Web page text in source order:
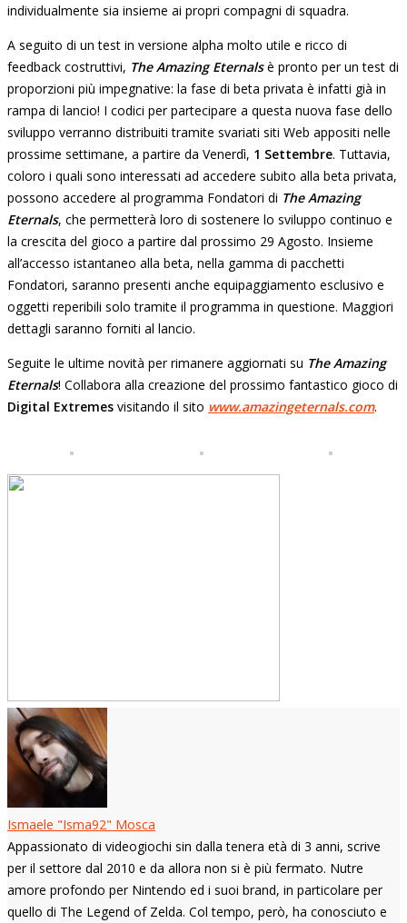
individualmente sia insieme ai propri compagni di squadra.
A seguito di un test in versione alpha molto utile e ricco di
feedback costruttivi, The Amazing Eternalsè pronto per un test di
proporzioni più impegnative: la fase di beta privata è infatti già in
rampa di lancio! I codici per partecipare a questa nuova fase dello
sviluppo verranno distribuiti tramite svariati siti Web appositi nelle
prossime settimane, a partire da Venerdì, 1 Settembre. Tuttavia,
coloro i quali sono interessati ad accedere subito alla beta privata,
possono accedere al programma Fondatori di The Amazing
Eternals, che permetterà loro di sostenere lo sviluppo continuo e
la crescita del gioco a partire dal prossimo 29 Agosto. Insieme
all’accesso istantaneo alla beta, nella gamma di pacchetti
Fondatori, saranno presenti anche equipaggiamento esclusivo e
oggetti reperibili solo tramite il programma in questione. Maggiori
dettagli saranno forniti al lancio.
Seguite le ultime novità per rimanere aggiornati su The Amazing
Eternals! Collabora alla creazione del prossimo fantastico gioco di
Digital Extremes visitando il sito www.amazingeternals.com.
Ismaele "Isma92" Mosca
Appassionato di videogiochi sin dalla tenera età di 3 anni, scrive
per il settore dal 2010 e da allora non si è più fermato. Nutre
amore profondo per Nintendo ed i suoi brand, in particolare per
quello di The Legend of Zelda. Col tempo, però, ha conosciuto e